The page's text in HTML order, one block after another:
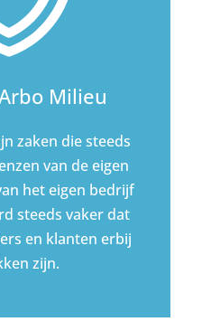
Milieu
zaken die steeds
van de eigen
het eigen bedrijf
steeds vaker dat
en klanten erbij
zijn.